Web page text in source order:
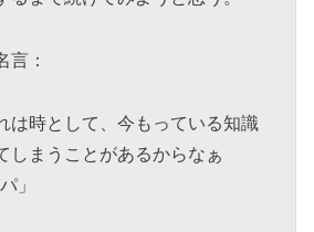
言：
は時として、今もっている知識
しまうことがあるからなぁ
」